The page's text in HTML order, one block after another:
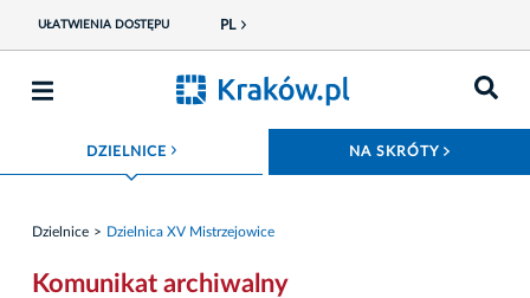
UŁATWIENIA DOSTĘPU PL
DZIELNICE ROZWIŃ MENU NA SKRÓTY
Dzielnice Dzielnica XV Mistrzejowice
Komunikat archiwalny